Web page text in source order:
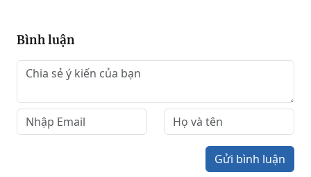
Bình luận
Gửi bình luận